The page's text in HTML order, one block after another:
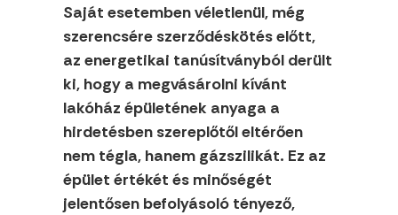
Saját esetemben véletlenül, még
szerencsére szerződéskötés előtt,
az energetikai tanúsítványból derült
ki, hogy a megvásárolni kívánt
lakóház épületének anyaga a
hirdetésben szereplőtől eltérően
nem tégla, hanem gázszilikát. Ez az
épület értékét és minőségét
jelentősen befolyásoló tényező,